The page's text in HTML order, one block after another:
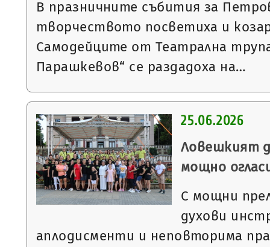
В празничните събития за
творчеството посветиха и
Самодейците от Театрална
Парашкевов“ се раздадоха на…
25.06.2026
Ловешкият
мощно
С мощни
духови
аплодисменти и неповторима